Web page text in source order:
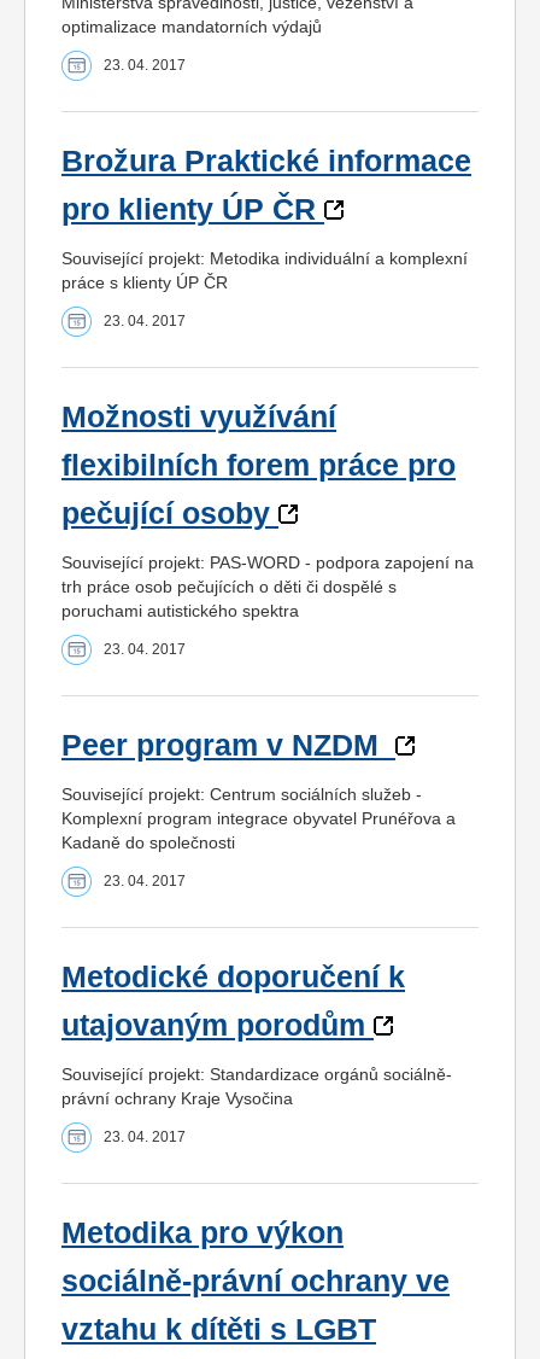
optimalizace mandatorních výdajů
23. 04. 2017
Brožura Praktické informace
pro klienty ÚP ČR
Související projekt: Metodika individuální a komplexní
práce s klienty ÚP ČR
23. 04. 2017
Možnosti využívání
flexibilních forem práce pro
pečující osoby
Související projekt: PAS-WORD - podpora zapojení na
trh práce osob pečujících o děti či dospělé s
poruchami autistického spektra
23. 04. 2017
Peer program v NZDM
Související projekt: Centrum sociálních služeb -
Komplexní program integrace obyvatel Prunéřova a
Kadaně do společnosti
23. 04. 2017
Metodické doporučení k
utajovaným porodům
Související projekt: Standardizace orgánů sociálně-
právní ochrany Kraje Vysočina
23. 04. 2017
Metodika pro výkon
sociálně-právní ochrany ve
vztahu k dítěti s LGBT